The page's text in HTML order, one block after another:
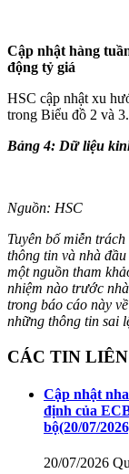
Cập nhật hàng
động tỷ giá
HSC cập nhật xu
trong Biểu đồ 2 và 3.
Bảng 4: Dữ liệu
Nguồn: HSC
Tuyên bố miễn
thông tin và nhà
một nguồn tham
nhiệm nào trước
trong báo cáo này
những thông tin sai
CÁC TIN
Cập nhật
định của
bộ(20/07/
20/07/2026